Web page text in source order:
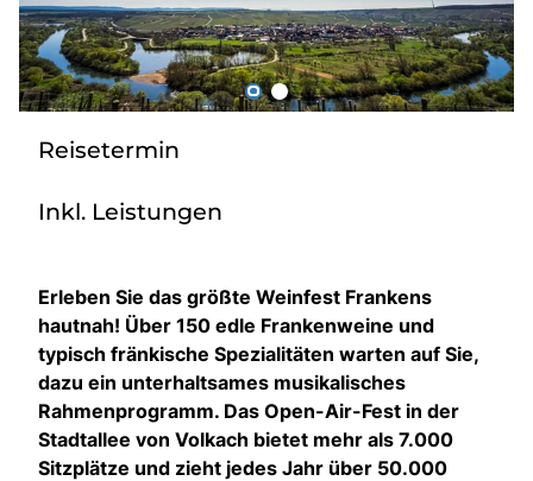
Sie befinden sich in:
Heimatland ändern:
Reisetermin
Inkl. Leistungen
Erleben Sie das größte Weinfest Frankens
hautnah! Über 150 edle Frankenweine und
typisch fränkische Spezialitäten warten auf Sie,
dazu ein unterhaltsames musikalisches
Rahmenprogramm. Das Open-Air-Fest in der
Stadtallee von Volkach bietet mehr als 7.000
Sitzplätze und zieht jedes Jahr über 50.000